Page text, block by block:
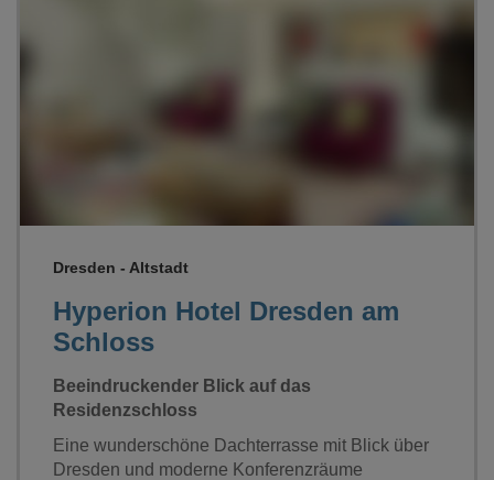
Hyperion Hotel Dresden am
Schloss
Dresden - Altstadt
Beeindruckender Blick auf das
Residenzschloss
Eine wunderschöne Dachterrasse mit Blick über
Dresden und moderne Konferenzräume